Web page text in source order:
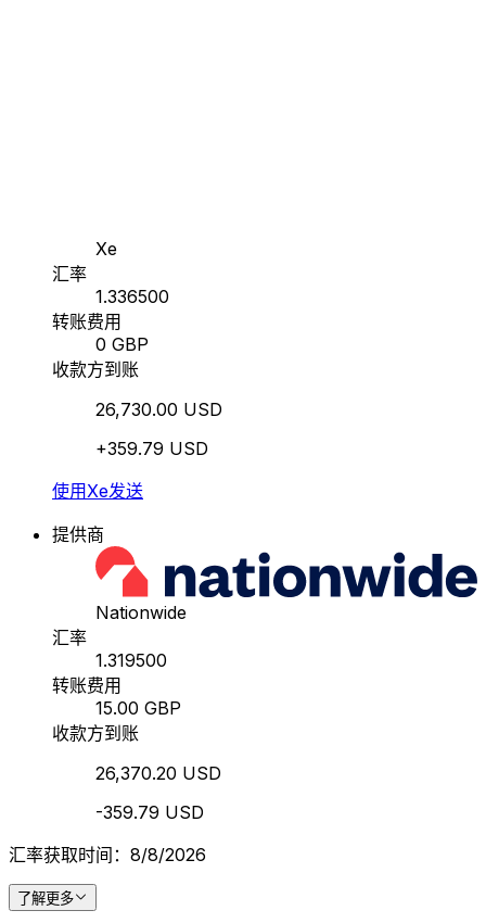
Xe
汇率
1.336500
转账费用
0 GBP
收款方到账
26,730.00 USD
+359.79 USD
使用Xe发送
提供商
Nationwide
汇率
1.319500
转账费用
15.00 GBP
收款方到账
26,370.20 USD
-359.79 USD
汇率获取时间：8/8/2026
了解更多